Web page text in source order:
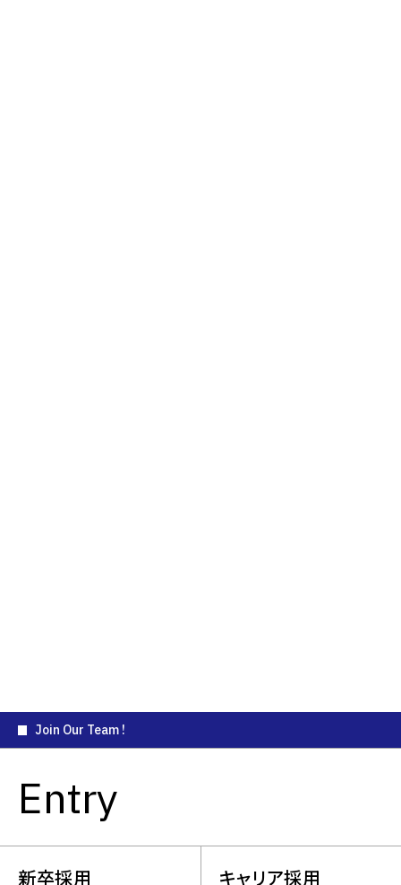
Join Our Team !
Entry
新卒採用 キャリア採用